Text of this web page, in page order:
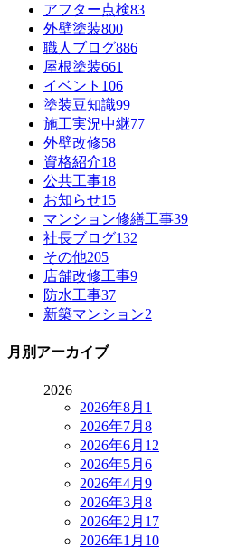
アフター点検83
外壁塗装800
職人ブログ886
屋根塗装661
イベント 106
塗装豆知識99
施工実況中継77
外壁改修58
資格紹介18
公共工事18
お知らせ15
マンション修繕工事39
社長ブログ132
その他205
店舗改修工事9
防水工事37
新築マンション2
月別アーカイブ
2026
2026年8月 1
2026年7月 8
2026年6月 12
2026年5月 6
2026年4月 9
2026年3月 8
2026年2月 17
2026年1月 10